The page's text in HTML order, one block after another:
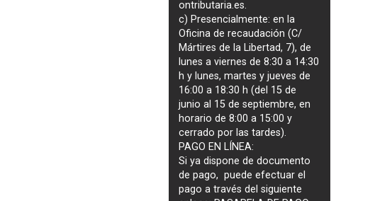
ontributaria.es.
c) Presencialmente: en la
Oficina de recaudación (C/
Mártires de la Libertad, 7), de
lunes a viernes de 8:30 a 14:30
h y lunes, martes y jueves de
16:00 a 18:30 h (del 15 de
junio al 15 de septiembre, en
horario de 8:00 a 15:00 y
cerrado por las tardes).
PAGO EN LÍNEA:
Si ya dispone de documento
de pago, puede efectuar el
pago a través del siguiente